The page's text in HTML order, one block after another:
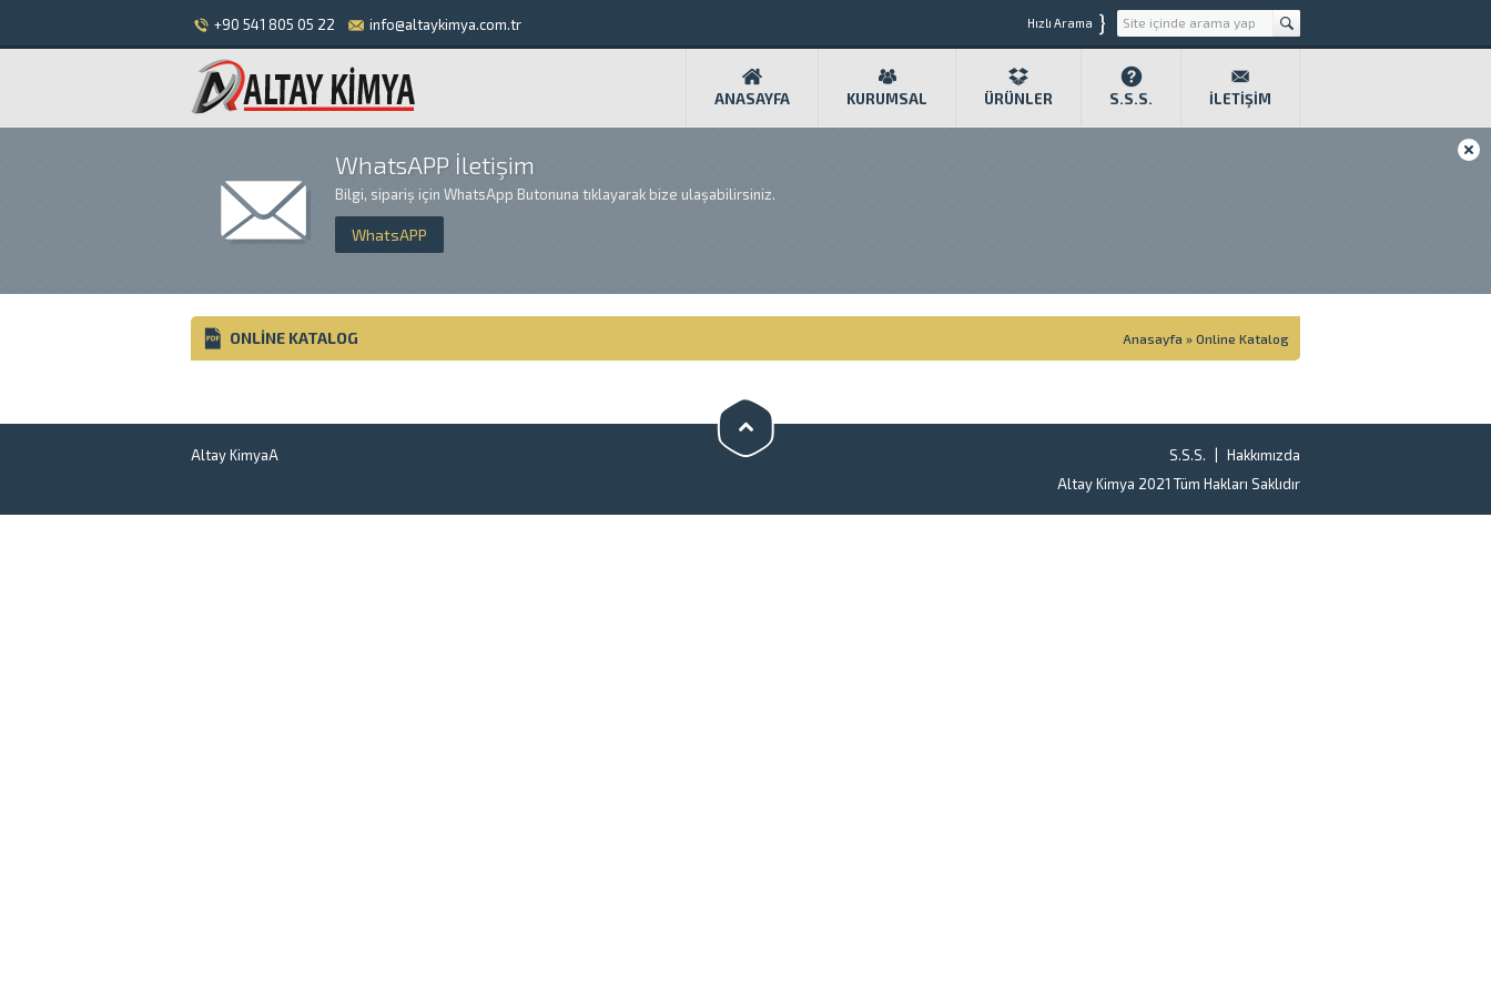
+90 541 805 05 22 info@altaykimya.com.tr Hızlı Arama }
ANASAYFA KURUMSAL ÜRÜNLER S.S.S. İLETIŞIM
WhatsAPP İletişim
Bilgi, sipariş için WhatsApp Butonuna tıklayarak bize ulaşabilirsiniz.
WhatsAPP
ONLINE KATALOG Anasayfa » Online Katalog
Altay KimyaA S.S.S.
Hakkımızda
Altay Kimya 2021 Tüm Hakları Saklıdır